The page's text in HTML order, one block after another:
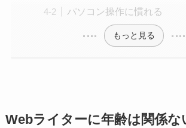
パソコン操作に慣れる
もっと見る
Webライターに年齢は関係な